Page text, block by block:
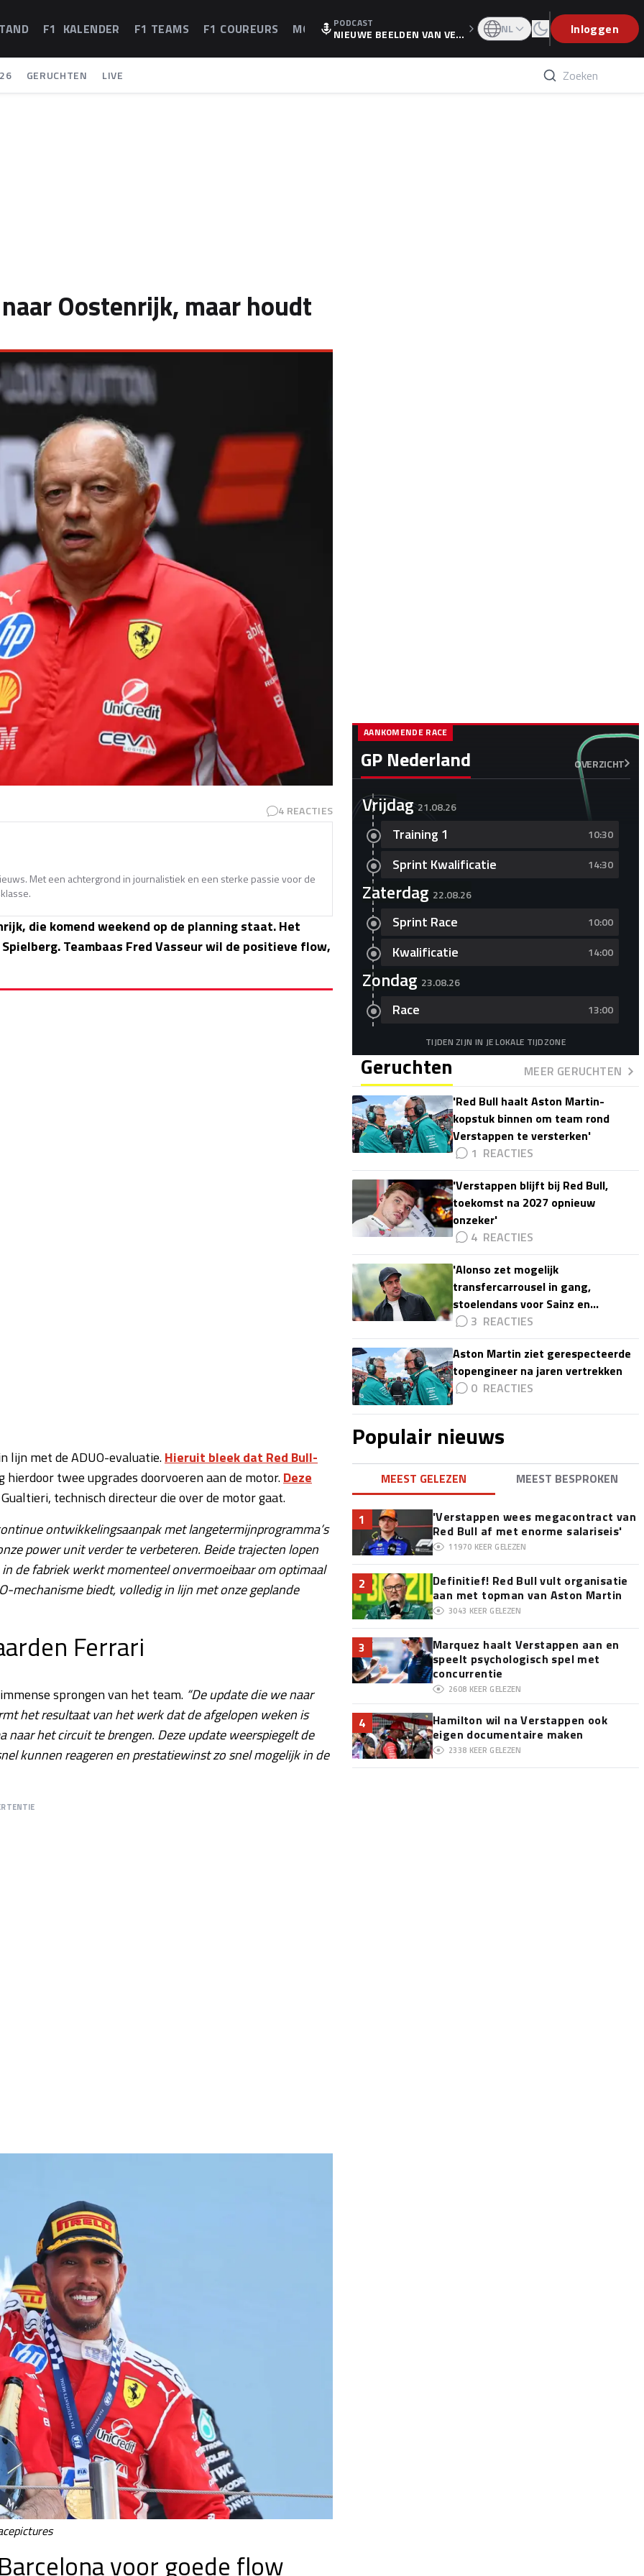
F1 KALENDER F1 TEAMS F1 COUREURS MOTOGPPODCAST
NIEUWE BEELDEN VAN VER
WEET IS ER NU GETEKEND'
NL Inloggen
GERUCHTEN LIVE
Oostenrijk, maar houdt
4 REACTIES
Met een achtergrond in journalistiek en een sterke passie voor de
die komend weekend op de planning staat. Het
Teambaas Fred Vasseur wil de positieve flow,
lijn met de ADUO-evaluatie.Hieruit bleek dat Red Bull-
twee upgrades doorvoeren aan de motor.Deze
technisch directeur die over de motor gaat.
ontwikkelingsaanpak met langetermijnprogramma’s
power unit verder te verbeteren. Beide trajecten lopen
de fabriek werkt momenteel onvermoeibaar om optimaal
mechanisme biedt, volledig in lijn met onze geplande
Ferrari
sprongen van het team. “De update die we naar
het resultaat van het werk dat de afgelopen weken is
het circuit te brengen. Deze update weerspiegelt de
kunnen reageren en prestatiewinst zo snel mogelijk in de
voor goede flow
GP Nederland OVERZICHT
AANKOMENDE RACE
Vrijdag 21.08.26
Training 1 10:30
Sprint Kwalificatie 14:30
Zaterdag 22.08.26
Sprint Race 10:00
Kwalificatie 14:00
Zondag 23.08.26
Race 13:00
TIJDEN ZIJN IN JE LOKALE TIJDZONE
Geruchten
MEER GERUCHTEN
'Red Bull haalt Aston Martin-
kopstuk binnen om team rond
Verstappen te versterken'
1
'Verstappen blijft bij Red Bull,
toekomst na 2027 opnieuw
onzeker'
4
'Alonso zet mogelijk
transfercarrousel in gang,
stoelendans voor Sainz en
Colapinto'
3
Aston Martin ziet gerespecteerde
topengineer na jaren vertrekken
0
Populair nieuws
MEEST GELEZEN MEEST BESPROKEN
1
'Verstappen wees megacontract van
Red Bull af met enorme salariseis'
11970 KEER GELEZEN
2
Definitief! Red Bull vult organisatie
aan met topman van Aston Martin
3043 KEER GELEZEN
3
Marquez haalt Verstappen aan en
speelt psychologisch spel met
concurrentie
2608 KEER GELEZEN
4
Hamilton wil na Verstappen ook
eigen documentaire maken
2338 KEER GELEZEN